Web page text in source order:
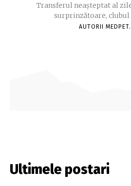
Transferul neașteptat al
surprinzătoare, clubul
AUTORII
Ultimele postari